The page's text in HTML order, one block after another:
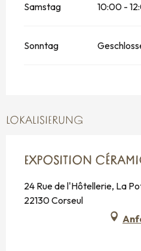
Samstag 10:00 -
Sonntag
LOKALISIERUNG
EXPOSITION
24 Rue de l'Hôtellerie, La
22130 Corseul